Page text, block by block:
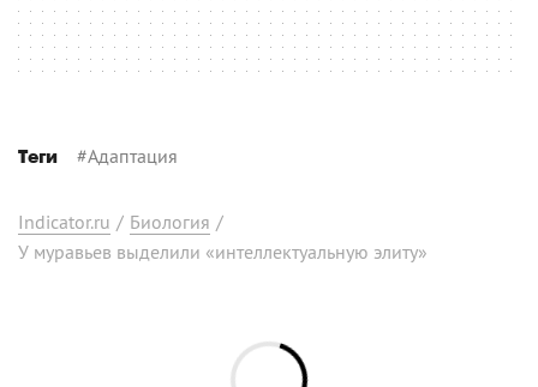
Теги #Адаптация
Indicator.ru / Биология /
У муравьев выделили «интеллектуальную элиту»